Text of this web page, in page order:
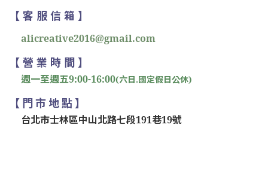
【 客 服 信 箱 】
alicreative2016@gmail.com
【 營 業 時 間 】
週一至週五9:00-16:00(六日.國定假日公休)
【 門 市 地 點 】
台北市士林區中山北路七段191巷19號